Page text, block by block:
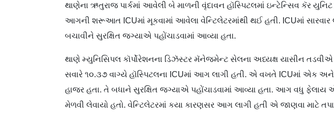
થાણેના ઋતુરાજ પાર્કમાં આવેલી બે માળની વૃંદાવન હૉસ્પિટલમાં ઇન્ટે​ન્સિવ કૅર
આગની શરૂઆત ICUમાં મૂકવામાં આવેલા વેન્ટિલેટરમાંથી થઈ હતી. ICUમાં સારવાર
બચાવીને સુરક્ષિત જગ્યાએ પહોંચાડવામાં આવ્યા હતા.
થાણે મ્યુનિસિપલ કૉર્પોરેશનના ડિઝૅસ્ટર મૅનેજમેન્ટ સેલના અધ્યક્ષ યાસીન
સવારે ૧૦.૩૭ વાગ્યે હૉસ્પિટલના ICUમાં આગ લાગી હતી. એ વખતે ICUમાં એક અને
હાજર હતા. તે બધાને સુરક્ષિત જગ્યાએ પહોંચાડવામાં આવ્યા હતા. આગ વધુ
મેળવી લેવાયો હતો. વેન્ટિલેટરમાં કયા કારણસર આગ લાગી હતી એ જાણવા માટે